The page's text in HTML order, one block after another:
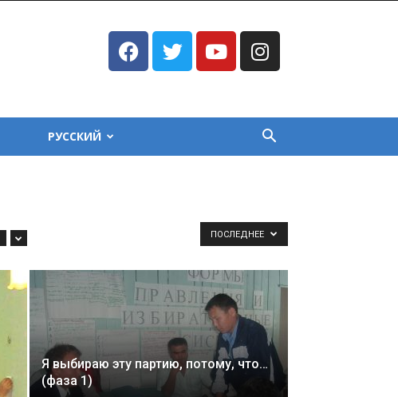
РУССКИЙ
ПОСЛЕДНЕЕ
Я выбираю эту партию, потому, что…
(фаза 1)